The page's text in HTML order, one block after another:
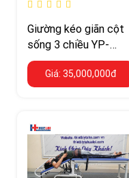
Giường kéo giãn cột
sống 3 chiều YP-
2009B – 4 piston, trị
liệu 2 bệnh nhân cùng
lúc
Giá: 35,000,000đ